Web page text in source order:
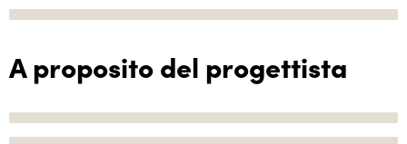
A proposito del progettista